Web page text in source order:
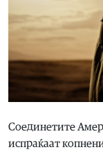
Соединетите
испраќаат